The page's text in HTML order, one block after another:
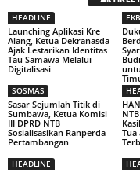
HEADLINE
Launching Aplikasi Kre
Alang, Ketua Dekranasda
Ajak Lestarikan Identitas
Tau Samawa Melalui
Digitalisasi
SOSMAS
Sasar Sejumlah Titik di
Sumbawa, Ketua Komisi
III DPRD NTB
Sosialisasikan Ranperda
Pertambangan
Tua
HEADLINE